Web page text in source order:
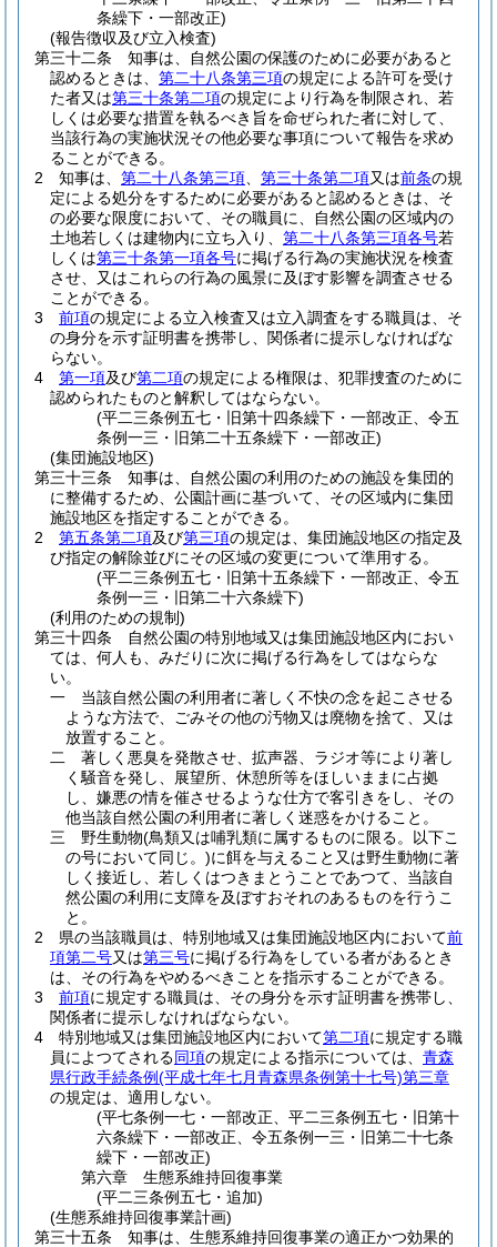
条繰下・一部改正)
(報告徴収及び立入検査)
第三十二条
知事は、自然公園の保護のために必要があると
認めるときは、 第二十八条第三項の規定による許可を受け
た者又は第三十条第二項の規定により行為を制限され、若
しくは必要な措置を執るべき旨を命ぜられた者に対して、
当該行為の実施状況その他必要な事項について報告を求め
ることができる。
2
知事は、 第二十八条第三項 第三十条第二項又は前条の規
定による処分をするために必要があると認めるときは、そ
の必要な限度において、その職員に、自然公園の区域内の
土地若しくは建物内に立ち入り、 第二十八条第三項各号若
しくは第三十条第一項各号に掲げる行為の実施状況を検査
させ、又はこれらの行為の風景に及ぼす影響を調査させる
ことができる。
3
前項の規定による立入検査又は立入調査をする職員は、そ
の身分を示す証明書を携帯し、関係者に提示しなければな
らない。
4
第一項及び第二項の規定による権限は、犯罪捜査のために
認められたものと解釈してはならない。
(平二三条例五七・旧第十四条繰下・一部改正、令五
条例一三・旧第二十五条繰下・一部改正)
(集団施設地区)
第三十三条
知事は、自然公園の利用のための施設を集団的
に整備するため、公園計画に基づいて、その区域内に集団
施設地区を指定することができる。
2
第五条第二項及び第三項の規定は、集団施設地区の指定及
び指定の解除並びにその区域の変更について準用する。
(平二三条例五七・旧第十五条繰下・一部改正、令五
条例一三・旧第二十六条繰下)
(利用のための規制)
第三十四条
自然公園の特別地域又は集団施設地区内におい
ては、何人も、みだりに次に掲げる行為をしてはならな
い。
一
当該自然公園の利用者に著しく不快の念を起こさせる
ような方法で、ごみその他の汚物又は廃物を捨て、又は
放置すること。
二
著しく悪臭を発散させ、拡声器、ラジオ等により著し
く騒音を発し、展望所、休憩所等をほしいままに占拠
し、嫌悪の情を催させるような仕方で客引きをし、その
他当該自然公園の利用者に著しく迷惑をかけること。
三
野生動物(鳥類又は哺乳類に属するものに限る。以下こ
の号において同じ。)に餌を与えること又は野生動物に著
しく接近し、若しくはつきまとうことであつて、当該自
然公園の利用に支障を及ぼすおそれのあるものを行うこ
と。
2
県の当該職員は、特別地域又は集団施設地区内において前
項第二号又は第三号に掲げる行為をしている者があるとき
は、その行為をやめるべきことを指示することができる。
3
前項に規定する職員は、その身分を示す証明書を携帯し、
関係者に提示しなければならない。
4
特別地域又は集団施設地区内において第二項に規定する職
員によつてされる同項の規定による指示については、 青森
県行政手続条例(平成七年七月青森県条例第十七号)第三章
の規定は、適用しない。
(平七条例一七・一部改正、平二三条例五七・旧第十
六条繰下・一部改正、令五条例一三・旧第二十七条
繰下・一部改正)
第六章
生態系維持回復事業
(平二三条例五七・追加)
(生態系維持回復事業計画)
第三十五条
知事は、生態系維持回復事業の適正かつ効果的